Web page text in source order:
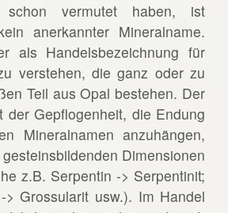
vermutet haben, ist
anerkannter Mineralname.
als Handelsbezeichnung für
verstehen, die ganz oder zu
Teil aus Opal bestehen. Der
der Gepflogenheit, die Endung
Mineralnamen anzuhängen,
Dimensionen
z.B. Serpentin -> Serpentinit;
> Grossularit usw.). Im Handel